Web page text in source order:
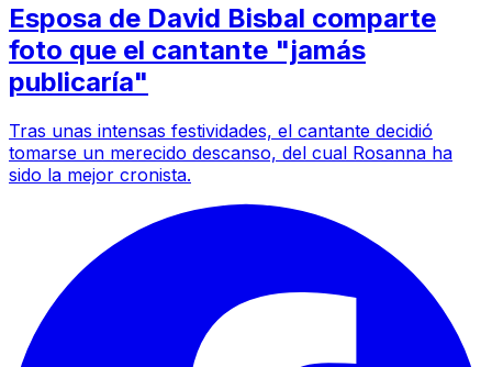
Esposa de David Bisbal comparte
foto que el cantante "jamás
publicaría"
Tras unas intensas festividades, el cantante decidió
tomarse un merecido descanso, del cual Rosanna ha
sido la mejor cronista.